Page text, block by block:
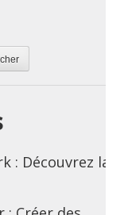
: Découvrez la